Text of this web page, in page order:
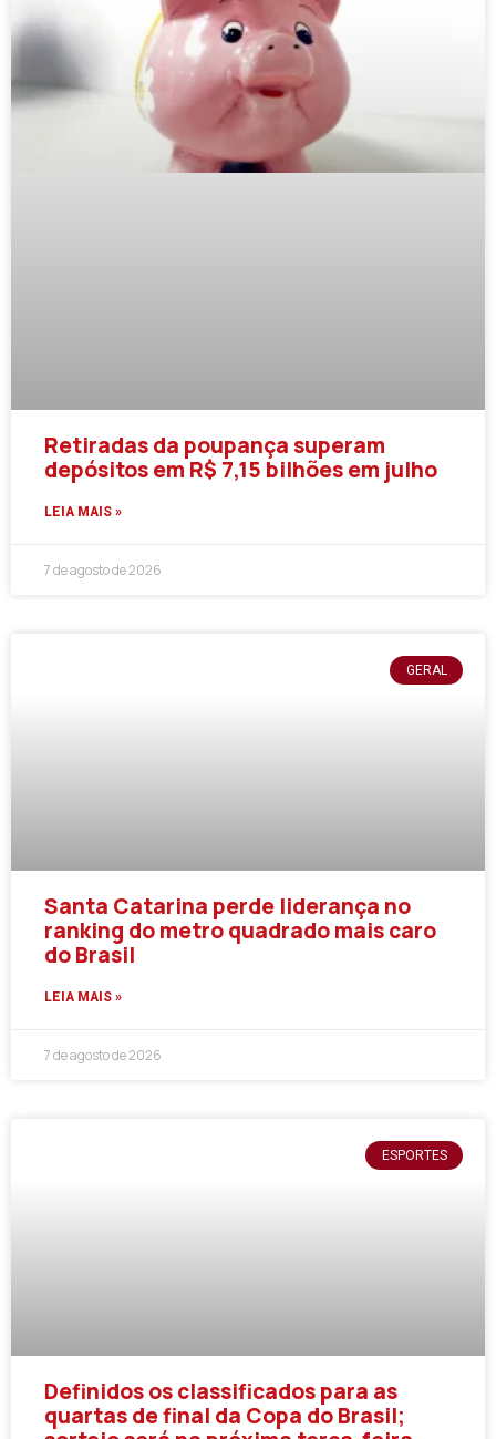
Retiradas da poupança superam
depósitos em R$ 7,15 bilhões em julho
LEIA MAIS »
7 de agosto de 2026
GERAL
Santa Catarina perde liderança no
ranking do metro quadrado mais caro
do Brasil
LEIA MAIS »
7 de agosto de 2026
ESPORTES
Definidos os classificados para as
quartas de final da Copa do Brasil;